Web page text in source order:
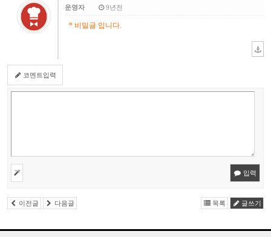
운영자 9년전
* 비밀글 입니다.
코멘트입력
입력
이전글 다음글 목록 글쓰기